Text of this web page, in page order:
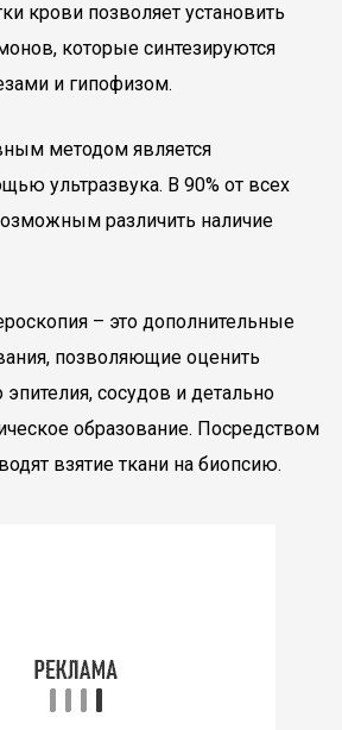
крови позволяет установить
которые синтезируются
и гипофизом.
методом является
ультразвука. В 90% от всех
различить наличие
– это дополнительные
позволяющие оценить
эпителия, сосудов и детально
образование. Посредством
взятие ткани на биопсию.